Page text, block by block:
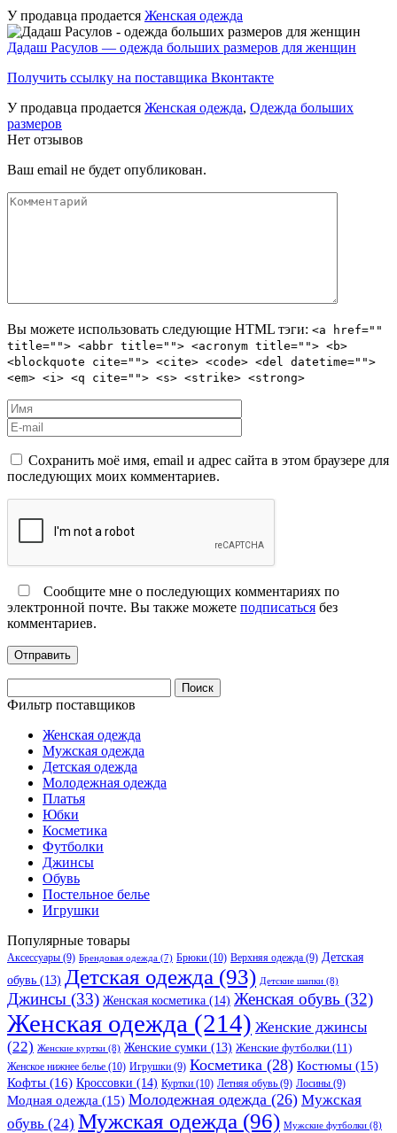
У продавца продается Женская одежда
Дадаш Расулов — одежда больших размеров для женщин
Получить ссылку на поставщика Вконтакте
У продавца продается Женская одежда, Одежда больших
размеров
Нет отзывов
Ваш email не будет опубликован.
Вы можете использовать следующие HTML тэги: <a href=""
title=""> <abbr title=""> <acronym title=""> <b>
<blockquote cite=""> <cite> <code> <del datetime="">
<em> <i> <q cite=""> <s> <strike> <strong>
Сохранить моё имя, email и адрес сайта в этом браузере для
последующих моих комментариев.
Сообщите мне о последующих комментариях по
электронной почте. Вы также можете подписаться без
комментариев.
Фильтр поставщиков
Женская одежда
Мужская одежда
Детская одежда
Молодежная одежда
Платья
Юбки
Косметика
Футболки
Джинсы
Обувь
Постельное белье
Игрушки
Популярные товары
Аксессуары (9) Брендовая одежда (7) Брюки (10) Верхняя одежда (9) Детская
обувь (13) Детская одежда (93) Детские шапки (8)
Джинсы (33) Женская косметика (14) Женская обувь (32)
Женская одежда (214) Женские джинсы
(22) Женские куртки (8) Женские сумки (13) Женские футболки (11)
Женское нижнее белье (10) Игрушки (9) Косметика (28) Костюмы (15)
Кофты (16) Кроссовки (14) Куртки (10) Летняя обувь (9) Лосины (9)
Модная одежда (15) Молодежная одежда (26) Мужская
обувь (24) Мужская одежда (96) Мужские футболки (8)